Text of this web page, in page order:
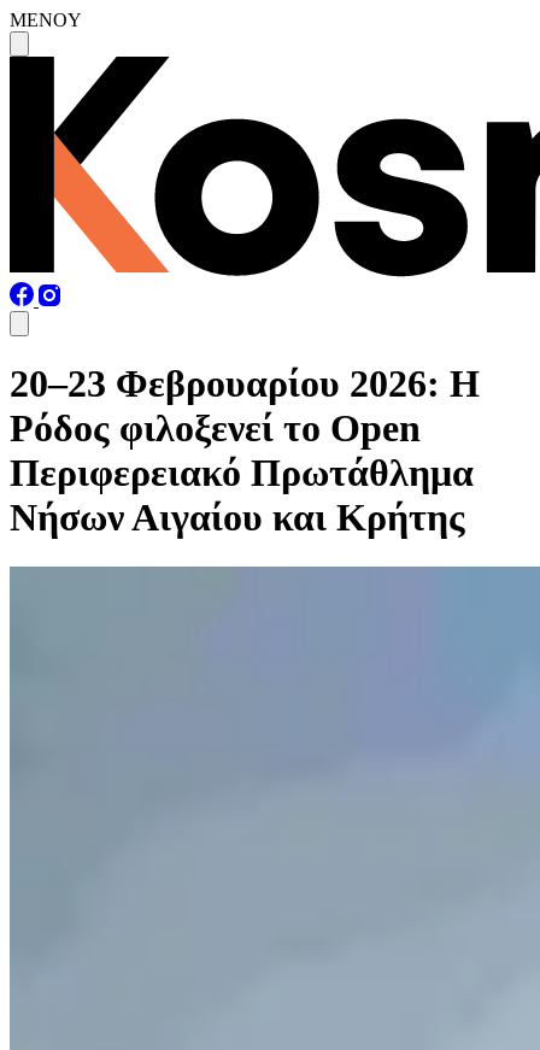
MENOY
20–23 Φεβρουαρίου 2026: Η
Ρόδος φιλοξενεί το Open
Περιφερειακό Πρωτάθλημα
Νήσων Αιγαίου και Κρήτης